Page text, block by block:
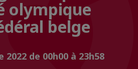
olympique
belge
2022 de 00h00 à 23h58